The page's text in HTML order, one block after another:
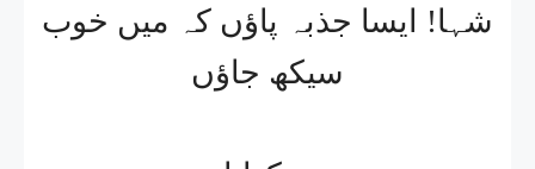
شہا! ایسا جذبہ پاؤں کہ میں خوب
سیکھ جاؤں